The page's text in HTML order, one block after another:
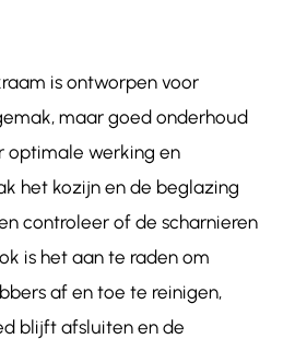
is ontworpen voor
maar goed onderhoud
optimale werking en
het kozijn en de beglazing
controleer of de scharnieren
is het aan te raden om
af en toe te reinigen,
blijft afsluiten en de